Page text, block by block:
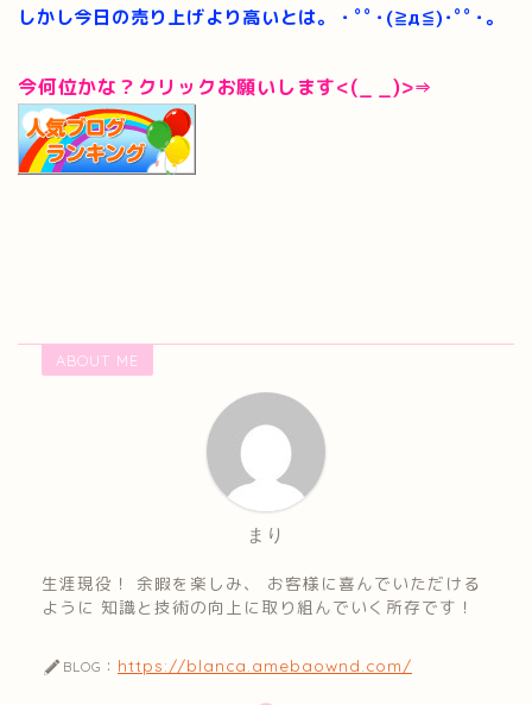
しかし今日の売り上げより高いとは。・ﾟﾟ･(≧д≦)･ﾟﾟ･｡
今何位かな？クリックお願いします<(_ _)>⇒
ABOUT ME
まり
生涯現役！ 余暇を楽しみ、 お客様に喜んでいただける
ように 知識と技術の向上に取り組んでいく所存です！
BLOG： https://blanca.amebaownd.com/